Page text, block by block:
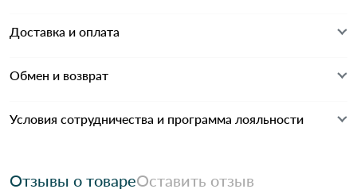
Доставка и оплата
Обмен и возврат
Условия сотрудничества и программа лояльности
Отзывы о товареОставить отзыв